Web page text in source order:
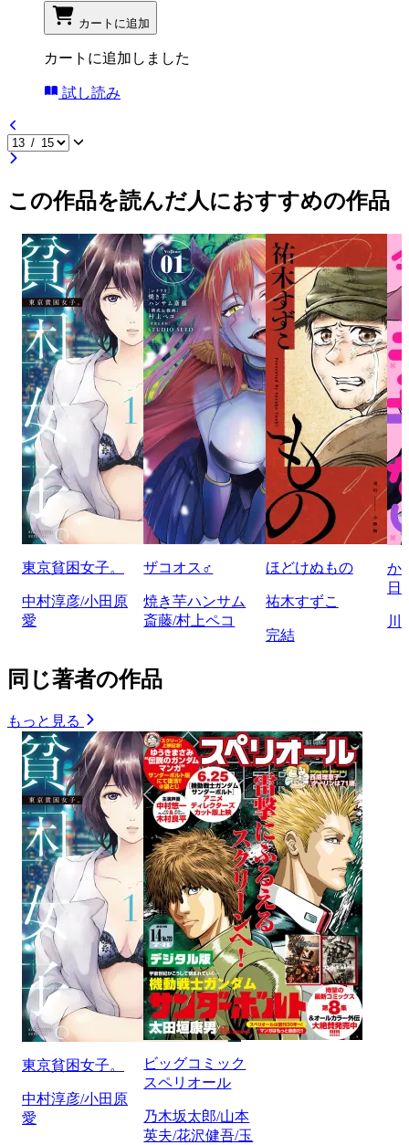
カートに追加
カートに追加しました
試し読み
この作品を読んだ人におすすめの作品
東京貧困女子。
中村淳彦/小田原
愛
ザコオス♂
焼き芋ハンサム
斎藤/村上ペコ
ほどけぬもの
祐木すずこ
完結
か
日
川
同じ著者の作品
もっと見る
東京貧困女子。
中村淳彦/小田原
愛
ビッグコミック
スペリオール
乃木坂太郎/山本
英夫/花沢健吾/玉